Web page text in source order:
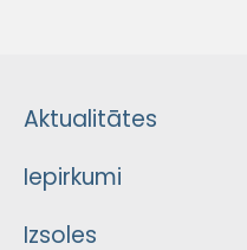
Aktualitātes
Iepirkumi
Izsoles